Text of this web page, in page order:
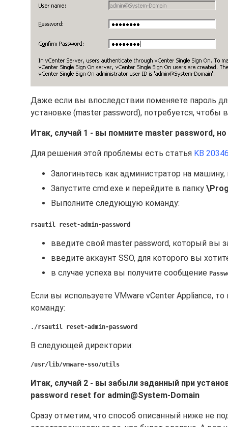
Даже если вы впоследствии поменяете пароль
установке (master password), потребуется, чтобы
Итак, случай 1 - вы помните master password,
Для решения этой проблемы есть статья KB
Залогиньтесь как администратор на машину,
Запустите cmd.exe и перейдите в папку
Выполните следующую команду:
rsautil reset-admin-password
введите свой master password, который вы
введите аккаунт SSO, для которого вы
в случае успеха вы получите сообщение
Если вы используете VMware vCenter Appliance,
команду:
./rsautil reset-admin-password
В следующей директории:
/usr/lib/vmware-sso/utils
Итак, случай 2 - вы забыли заданный при
password reset for admin@System-Domain
Сразу отметим, что способ описанный ниже не